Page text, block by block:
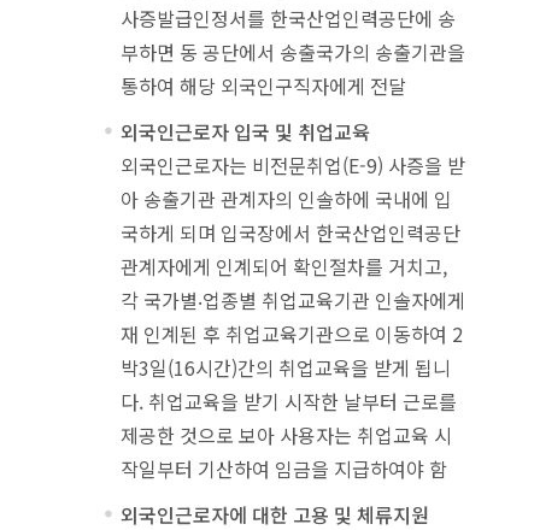
사증발급인정서를 한국산업인력공단에 송
부하면 동 공단에서 송출국가의 송출기관을
통하여 해당 외국인구직자에게 전달
외국인근로자 입국 및 취업교육
외국인근로자는 비전문취업(E-9) 사증을 받
아 송출기관 관계자의 인솔하에 국내에 입
국하게 되며 입국장에서 한국산업인력공단
관계자에게 인계되어 확인절차를 거치고,
각 국가별‧업종별 취업교육기관 인솔자에게
재 인계된 후 취업교육기관으로 이동하여 2
박3일(16시간)간의 취업교육을 받게 됩니
다. 취업교육을 받기 시작한 날부터 근로를
제공한 것으로 보아 사용자는 취업교육 시
작일부터 기산하여 임금을 지급하여야 함
외국인근로자에 대한 고용 및 체류지원